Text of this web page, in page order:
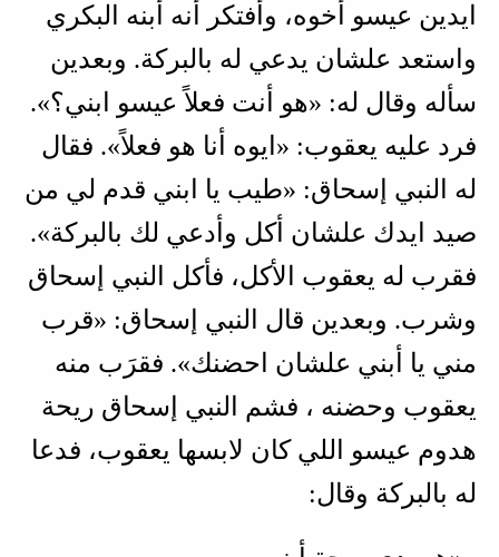
ايدين عيسو أخوه، وأفتكر أنه أبنه البكري
واستعد علشان يدعي له بالبركة. وبعدين
سأله وقال له: «هو أنت فعلاً عيسو ابني؟».
فرد عليه يعقوب: «ايوه أنا هو فعلاً». فقال
له النبي إسحاق: «طيب يا ابني قدم لي من
صيد ايدك علشان أكل وأدعي لك بالبركة».
فقرب له يعقوب الأكل، فأكل النبي إسحاق
وشرب. وبعدين قال النبي إسحاق: «قرب
مني يا أبني علشان احضنك». فقرَب منه
يعقوب وحضنه ، فشم النبي إسحاق ريحة
هدوم عيسو اللي كان لابسها يعقوب، فدعا
له بالبركة وقال: